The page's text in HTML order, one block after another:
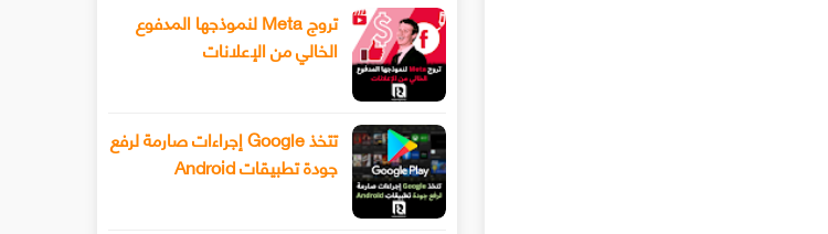
تروج Meta لنموذجها المدفوع
الخالي من الإعلانات
تتخذ Google إجراءات صارمة لرفع
جودة تطبيقات Android